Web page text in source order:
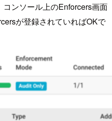
ンソール上のEnforcers画面
が登録されていればOKで